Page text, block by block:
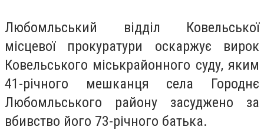
Любомльський відділ Ковельської
місцевої прокуратури оскаржує вирок
Ковельського міськрайонного суду, яким
41-річного мешканця села Городнє
Любомльського району засуджено за
вбивство його 73-річного батька.